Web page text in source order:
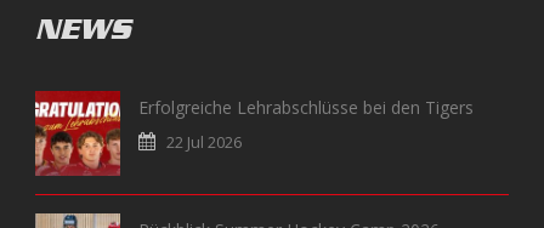
NEWS
Erfolgreiche Lehrabschlüsse bei den Tigers
22 Jul 2026